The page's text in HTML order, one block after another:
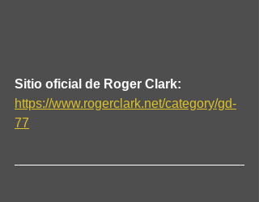
Sitio oficial de Roger Clark:
https://www.rogerclark.net/category/gd-
77